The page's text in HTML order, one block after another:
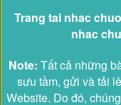
Trang tai nhac
nhac
Note: Tất cả những
sưu tầm, gửi và tải
Website. Do đó,